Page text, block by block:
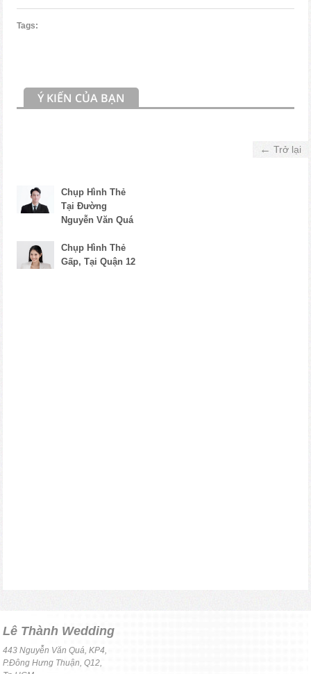
Tags:
Ý KIẾN CỦA BẠN
← Trở lại
Chụp Hình Thẻ
Tại Đường
Nguyễn Văn Quá
Chụp Hình Thẻ
Gấp, Tại Quận 12
Lê Thành Wedding
443 Nguyễn Văn Quá, KP4,
P.Đông Hưng Thuận, Q12,